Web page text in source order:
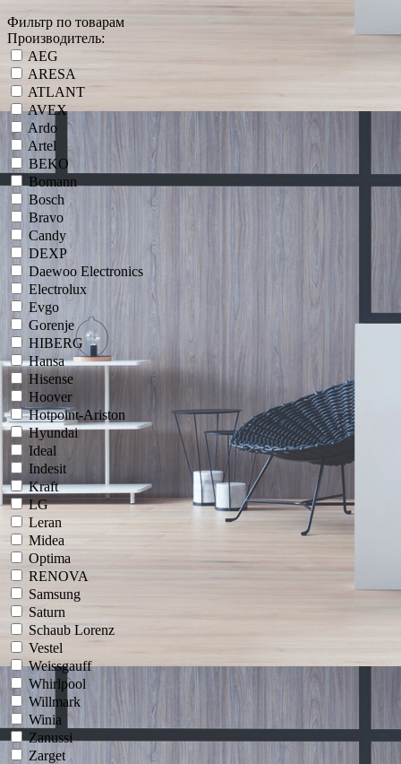
Фильтр по товарам
Производитель:
AEG
ARESA
ATLANT
AVEX
Ardo
Artel
BEKO
Bomann
Bosch
Bravo
Candy
DEXP
Daewoo Electronics
Electrolux
Evgo
Gorenje
HIBERG
Hansa
Hisense
Hoover
Hotpoint-Ariston
Hyundai
Ideal
Indesit
Kraft
LG
Leran
Midea
Optima
RENOVA
Samsung
Saturn
Schaub Lorenz
Vestel
Weissgauff
Whirlpool
Willmark
Winia
Zanussi
Zarget